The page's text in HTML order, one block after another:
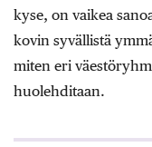
kyse, on vaikea
kovin syvällistä
miten eri
huolehditaan.